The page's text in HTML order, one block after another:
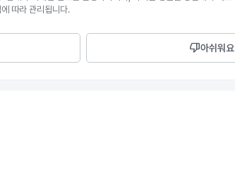
따라 관리됩니다.
thumb_down아쉬워요